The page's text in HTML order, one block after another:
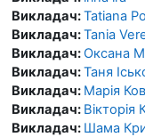
Викладач:Tatiana
Викладач:Tania
Викладач:Оксана
Викладач:Таня
Викладач: Марія
Викладач: Вікторія
Викладач: Шама